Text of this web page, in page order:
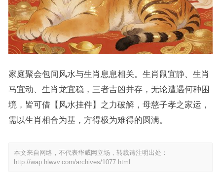
家庭聚会包间风水与生肖息息相关。生肖鼠宜静、生肖
马宜动、生肖龙宜稳，三者吉凶并存，无论遭遇何种困
境，皆可借【风水挂件】之力破解，母慈子孝之家运，
需以生肖相合为基，方得极为难得的圆满。
本文来自网络，不代表华威网立场，转载请注明出处：
http://wap.hlwvv.com/archives/1077.html